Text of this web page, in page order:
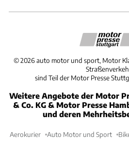
©2026 auto motor und sport, Motor
sind Teil der Motor Presse
Weitere Angebote der Motor
& Co. KG & Motor Presse
und deren
Aerokurier Auto Motor und Sport